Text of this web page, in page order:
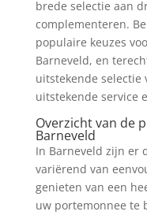
brede selectie aan
complementeren.
populaire keuzes
Barneveld, en
uitstekende selectie
uitstekende service
Overzicht van de
Barneveld
In Barneveld zijn er
variërend van
genieten van een
uw portemonnee te